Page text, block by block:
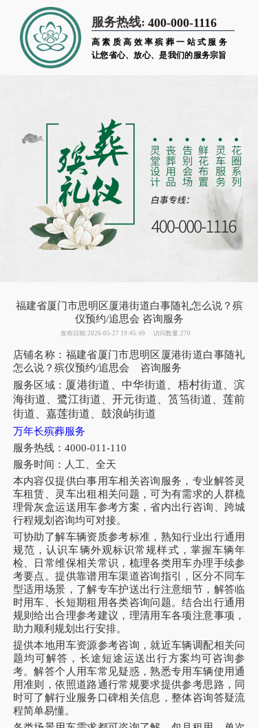
服务热线: 400-000-1116
高素质高效率殡葬一站式服务
让您省心、放心、是我们的服务宗旨
福建省厦门市思明区厦港街道白事随礼怎么说？殡
仪预约/追思会 咨询服务
发布日期:2026-05-27 19:45:49 访问数量:270
店铺名称：福建省厦门市思明区厦港街道白事随礼
怎么说？殡仪预约/追思会 咨询服务
服务区域： 厦港街道、中华街道、梧村街道、滨
海街道、鹭江街道、开元街道、筼筜街道、莲前
街道、嘉莲街道、鼓浪屿街道
万年长殡葬服务
服务热线：4000-011-110
服务时间：人工、全天
本内容仅提供白事用车相关咨询服务，专业解答灵
车租赁、灵车出租相关问题，可为有需求的人群梳
理骨灰盒运送用车参考方案，省内出行咨询、跨城
行程规划咨询均可对接。
可协助了解车辆资质参考标准，熟知行业出行通用
规范，认识车辆外观标识常规样式，掌握车辆年
检、日常维保相关常识，梳理各类用车办理手续参
考要点。提供靠谱用车渠道咨询指引，区分不同车
型适用场景，了解专车护送出行注意细节，解答临
时用车、长短期租用各类咨询问题。结合出行通用
规则给出合理参考建议，理清用车各项注意事项，
助力顺利规划出行安排。
提供本地用车资源参考咨询，就近车辆调配相关问
题均可解答，长途短途运送出行方案均可咨询参
考。解答个人用车常见疑惑，熟悉专用车辆使用通
用准则，依照道路通行常规要求提供参考思路，同
时可了解行业服务口碑相关信息，整体咨询答疑流
程简单易懂。